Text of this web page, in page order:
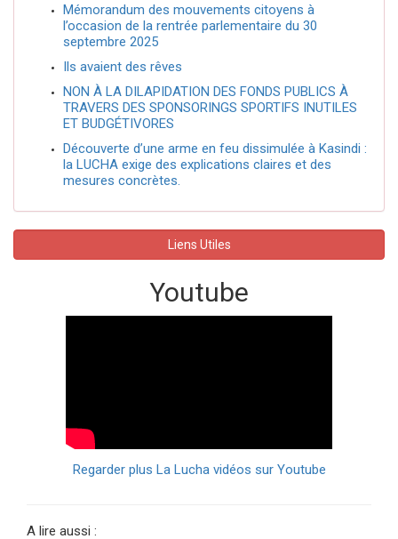
Mémorandum des mouvements citoyens à
l’occasion de la rentrée parlementaire du 30
septembre 2025
Ils avaient des rêves
NON À LA DILAPIDATION DES FONDS PUBLICS À
TRAVERS DES SPONSORINGS SPORTIFS INUTILES
ET BUDGÉTIVORES
Découverte d’une arme en feu dissimulée à Kasindi :
la LUCHA exige des explications claires et des
mesures concrètes.
Liens Utiles
Youtube
Regarder plus La Lucha vidéos sur Youtube
A lire aussi :